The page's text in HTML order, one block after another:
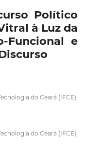
Político
à Luz da
Funcional e
do Ceará (IFCE),
do Ceará (IFCE),